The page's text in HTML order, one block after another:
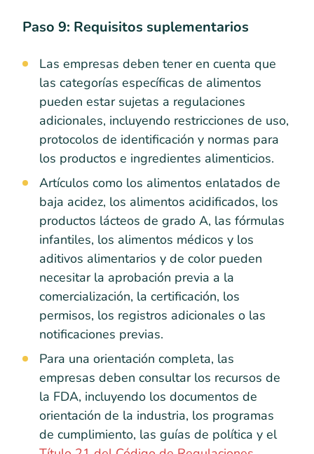
Paso 9: Requisitos suplementarios
Las empresas deben tener en cuenta que
las categorías específicas de alimentos
pueden estar sujetas a regulaciones
adicionales, incluyendo restricciones de uso,
protocolos de identificación y normas para
los productos e ingredientes alimenticios.
Artículos como los alimentos enlatados de
baja acidez, los alimentos acidificados, los
productos lácteos de grado A, las fórmulas
infantiles, los alimentos médicos y los
aditivos alimentarios y de color pueden
necesitar la aprobación previa a la
comercialización, la certificación, los
permisos, los registros adicionales o las
notificaciones previas.
Para una orientación completa, las
empresas deben consultar los recursos de
la FDA, incluyendo los documentos de
orientación de la industria, los programas
de cumplimiento, las guías de política y el